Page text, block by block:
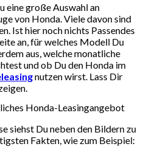
eine große Auswahl an
von Honda. Viele davon sind
Ist hier noch nichts Passendes
an, für welches Modell Du
aus, welche monatliche
und ob Du den Honda im
nutzen wirst. Lass Dir
Honda-Leasingangebot
siehst Du neben den Bildern zu
Fakten, wie zum Beispiel: